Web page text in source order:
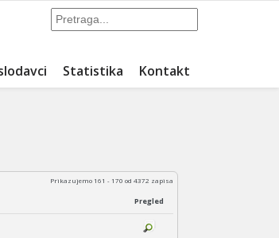
Statistika Kontakt
Prikazujemo 161 - 170 od 4372 zapisa
Pregled